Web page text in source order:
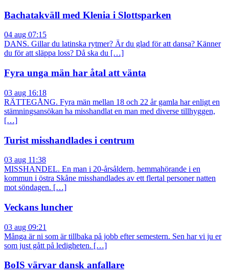
Bachatakväll med Klenia i Slottsparken
04 aug 07:15
DANS. Gillar du latinska rytmer? Är du glad för att dansa? Känner
du för att släppa loss? Då ska du […]
Fyra unga män har åtal att vänta
03 aug 16:18
RÄTTEGÅNG. Fyra män mellan 18 och 22 år gamla har enligt en
stämningsansökan ha misshandlat en man med diverse tillhyggen,
[…]
Turist misshandlades i centrum
03 aug 11:38
MISSHANDEL. En man i 20-årsåldern, hemmahörande i en
kommun i östra Skåne misshandlades av ett flertal personer natten
mot söndagen. […]
Veckans luncher
03 aug 09:21
Många är ni som är tillbaka på jobb efter semestern. Sen har vi ju er
som just gått på ledigheten. […]
BoIS värvar dansk anfallare